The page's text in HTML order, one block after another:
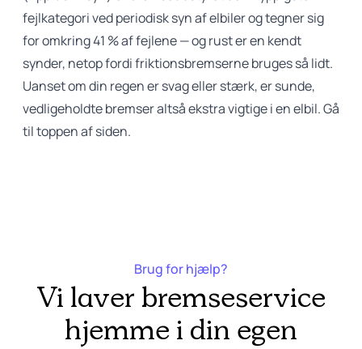
fejlkategori ved periodisk syn af elbiler og tegner sig
for omkring 41 % af fejlene — og rust er en kendt
synder, netop fordi friktionsbremserne bruges så lidt.
Uanset om din regen er svag eller stærk, er sunde,
vedligeholdte bremser altså ekstra vigtige i en elbil.Gå
til toppen af siden.
Brug for hjælp?
Vi laver bremseservice
hjemme i din egen